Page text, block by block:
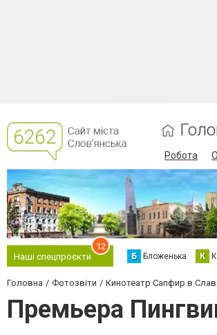
Робота
Наші спецпроєкти
12
Б Бложенька К
Головна Фотозвіти Кинотеатр Сапфир в
Премьера